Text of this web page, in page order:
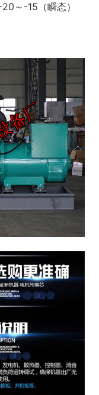
～-15（瞬态）